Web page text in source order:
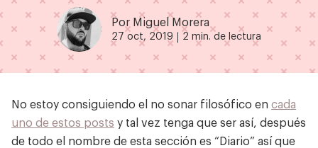
Por Miguel Morera
27 oct, 2019 2 min. de lectura
No estoy consiguiendo el no sonar filosófico en cada
uno de estos posts y tal vez tenga que ser así, después
de todo el nombre de esta sección es “Diario” así que